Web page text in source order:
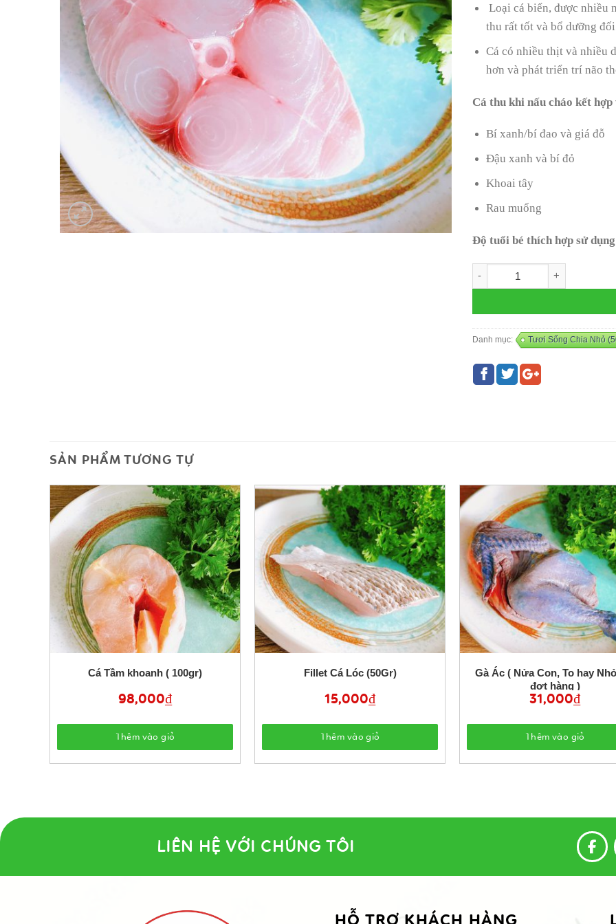
Loại cá biển, được nhiều
thu rất tốt và bổ dưỡng
Cá có nhiều thịt và nhiều
hơn và phát triển trí não
Cá thu khi nấu cháo kết
Bí xanh/bí đao và giá đỗ
Đậu xanh và bí đỏ
Khoai tây
Rau muống
Độ tuổi bé thích hợp sử
Danh mục: Tươi Sống Chia Nhỏ
SẢN PHẨM TƯƠNG TỰ
Cá Tầm khoanh ( 100gr)
98,000₫
Thêm vào giỏ
Fillet Cá Lóc (50Gr)
15,000₫
Thêm vào giỏ
Gà Ác ( Nửa Con, To hay
đợt hàng )
31,000₫
Thêm vào giỏ
LIÊN HỆ VỚI CHÚNG TÔI
HỖ TRỢ KHÁCH HÀNG